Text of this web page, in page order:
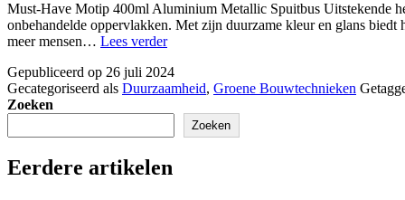
Must-Have Motip 400ml Aluminium Metallic Spuitbus Uitstekende
onbehandelde oppervlakken. Met zijn duurzame kleur en glans
meer mensen… Lees verderis
bouwen
duurder
Gepubliceerd op 26 juli 2024
Gecategoriseerd als Duurzaamheid, Groene Bouwtechnieken
Zoeken
Zoeken
Eerdere artikelen